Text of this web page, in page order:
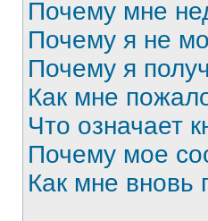
Почему мне
Почему я не
Почему я
Как мне
Что означает
Почему мое
Как мне вновь